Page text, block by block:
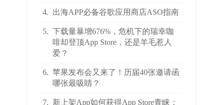
4. 出海APP必备谷歌应用商店ASO指南
5. 下载量暴增676%，危机下的瑞幸咖
啡却登顶App Store，还是羊毛惹人
爱？
6. 苹果发布会又来了！历届40张邀请函
哪张最吸睛？
7. 新上架App如何获得App Store青睐：